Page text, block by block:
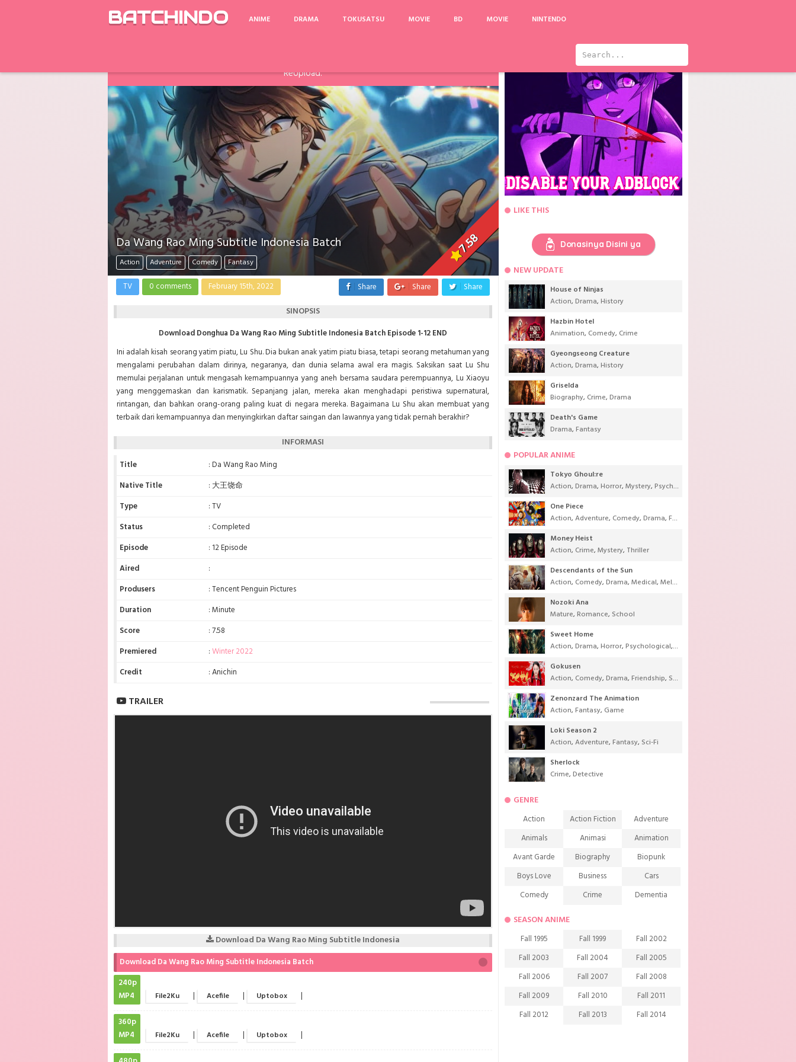
BATCHINDO ANIME DRAMA TOKUSATSU MOVIE BD MOVIE NINTENDO
ReUpload.
Da Wang Rao Ming Subtitle Indonesia Batch
Action Adventure Comedy Fantasy
7.58
TV 0 comments February 15th, 2022 Share Share Share
SINOPSIS
Download Donghua Da Wang Rao Ming Subtitle Indonesia Batch Episode 1-12 END
Ini adalah kisah seorang yatim piatu, Lu Shu. Dia bukan anak yatim piatu biasa, tetapi seorang metahuman yang
mengalami perubahan dalam dirinya, negaranya, dan dunia selama awal era magis. Saksikan saat Lu Shu
memulai perjalanan untuk mengasah kemampuannya yang aneh bersama saudara perempuannya, Lu Xiaoyu
yang menggemaskan dan karismatik. Sepanjang jalan, mereka akan menghadapi peristiwa supernatural,
rintangan, dan bahkan orang-orang paling kuat di negara mereka. Bagaimana Lu Shu akan membuat yang
terbaik dari kemampuannya dan menyingkirkan daftar saingan dan lawannya yang tidak pernah berakhir?
INFORMASI
Title
: Da Wang Rao Ming
Native Title
: 大王饶命
Type
: TV
Status
: Completed
Episode
: 12 Episode
Aired
:
Produsers
: Tencent Penguin Pictures
Duration
: Minute
Score
: 7.58
Premiered
:Winter 2022
Credit
: Anichin
TRAILER
Download Da Wang Rao Ming Subtitle Indonesia
Download Da Wang Rao Ming Subtitle Indonesia Batch
240p
MP4
File2Ku | Acefile | Uptobox |
360p
MP4
File2Ku | Acefile | Uptobox |
LIKE THIS
Donasinya Disini ya
NEW UPDATE
House of Ninjas
Action, Drama, History
Hazbin Hotel
Animation, Comedy, Crime
Gyeongseong Creature
Action, Drama, History
Griselda
Biography, Crime, Drama
Death's Game
Drama, Fantasy
POPULAR ANIME
Tokyo Ghoul:re
Action, Drama, Horror, Mystery, Psychological
One Piece
Action, Adventure, Comedy, Drama, Fantasy
Money Heist
Action, Crime, Mystery, Thriller
Descendants of the Sun
Action, Comedy, Drama, Medical, Melodrama
Nozoki Ana
Mature, Romance, School
Sweet Home
Action, Drama, Horror, Psychological, Supernatural
Gokusen
Action, Comedy, Drama, Friendship, School
Zenonzard The Animation
Action, Fantasy, Game
Loki Season 2
Action, Adventure, Fantasy, Sci-Fi
Sherlock
Crime, Detective
GENRE
Action Action Fiction
Adventure
Animals
Animasi
Animation
Avant Garde
Biography
Biopunk
Boys Love
Business
Cars
Comedy
Crime
Dementia
Demons
Drama
Ecchi
Extreme sports
Family
Fantasy
Food
Friendship
Game
Gourmet
Harem
Historical
History
Horror
Investigation
Josei
SEASON ANIME
Fall 1995 Fall 1999
Fall 2002
Fall 2003
Fall 2004
Fall 2005
Fall 2006
Fall 2007
Fall 2008
Fall 2009
Fall 2010
Fall 2011
Fall 2012
Fall 2013
Fall 2014